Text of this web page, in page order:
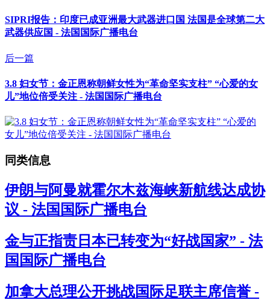
SIPRI报告：印度已成亚洲最大武器进口国 法国是全球第二大
武器供应国 - 法国国际广播电台
后一篇
3.8 妇女节：金正恩称朝鲜女性为“革命坚实支柱” “心爱的女
儿”地位倍受关注 - 法国国际广播电台
同类信息
伊朗与阿曼就霍尔木兹海峡新航线达成协
议 - 法国国际广播电台
金与正指责日本已转变为“好战国家” - 法
国国际广播电台
加拿大总理公开挑战国际足联主席信誉 -